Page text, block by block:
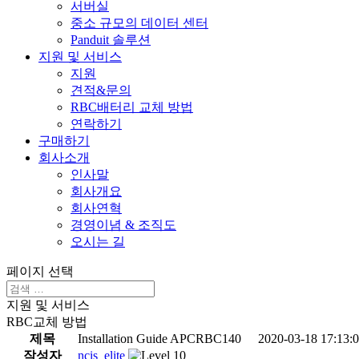
서버실
중소 규모의 데이터 센터
Panduit 솔루션
지원 및 서비스
지원
견적&문의
RBC배터리 교체 방법
연락하기
구매하기
회사소개
인사말
회사개요
회사연혁
경영이념 & 조직도
오시는 길
페이지 선택
지원 및 서비스
RBC교체 방법
제목
Installation Guide APCRBC140
2020-03-18
작성자
ncis_elite